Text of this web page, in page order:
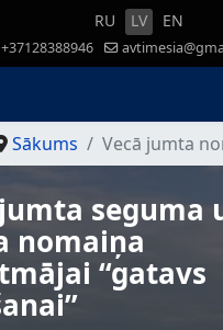
RU LV EN
+37128388946
Sākums Vecā jumta
seguma
nomaiņa
“gatavs